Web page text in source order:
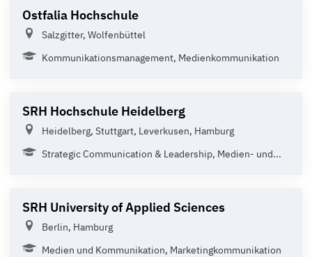
Ostfalia Hochschule
Salzgitter, Wolfenbüttel
Kommunikationsmanagement, Medienkommunikation
SRH Hochschule Heidelberg
Heidelberg, Stuttgart, Leverkusen, Hamburg
Strategic Communication & Leadership, Medien- und...
SRH University of Applied Sciences
Berlin, Hamburg
Medien und Kommunikation, Marketingkommunikation